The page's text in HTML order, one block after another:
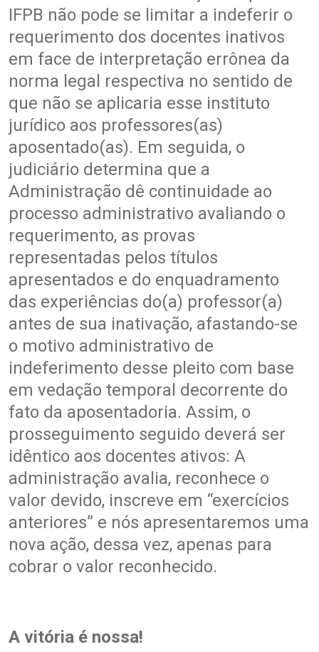
IFPB não pode se limitar a indeferir o
requerimento dos docentes inativos
em face de interpretação errônea da
norma legal respectiva no sentido de
que não se aplicaria esse instituto
jurídico aos professores(as)
aposentado(as). Em seguida, o
judiciário determina que a
Administração dê continuidade ao
processo administrativo avaliando o
requerimento, as provas
representadas pelos títulos
apresentados e do enquadramento
das experiências do(a) professor(a)
antes de sua inativação, afastando-se
o motivo administrativo de
indeferimento desse pleito com base
em vedação temporal decorrente do
fato da aposentadoria. Assim, o
prosseguimento seguido deverá ser
idêntico aos docentes ativos: A
administração avalia, reconhece o
valor devido, inscreve em “exercícios
anteriores” e nós apresentaremos uma
nova ação, dessa vez, apenas para
cobrar o valor reconhecido.
A vitória é nossa!